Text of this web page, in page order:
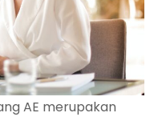
AE merupakan